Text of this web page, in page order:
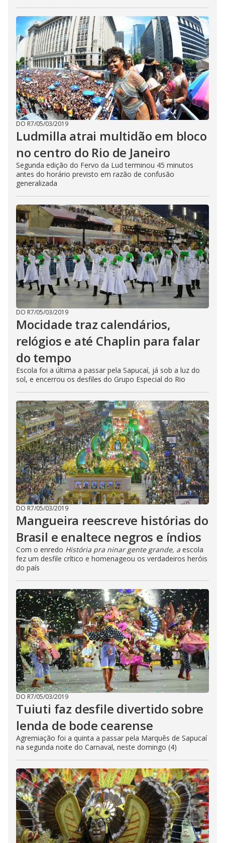
DO R7/05/03/2019
Ludmilla atrai multidão em bloco
no centro do Rio de Janeiro
Segunda edição do Fervo da Lud terminou 45 minutos
antes do horário previsto em razão de confusão
generalizada
DO R7/05/03/2019
Mocidade traz calendários,
relógios e até Chaplin para falar
do tempo
Escola foi a última a passar pela Sapucaí, já sob a luz do
sol, e encerrou os desfiles do Grupo Especial do Rio
DO R7/05/03/2019
Mangueira reescreve histórias do
Brasil e enaltece negros e índios
Com o enredo História pra ninar gente grande, a escola
fez um desfile crítico e homenageou os verdadeiros heróis
do país
DO R7/05/03/2019
Tuiuti faz desfile divertido sobre
lenda de bode cearense
Agremiação foi a quinta a passar pela Marquês de Sapucaí
na segunda noite do Carnaval, neste domingo (4)